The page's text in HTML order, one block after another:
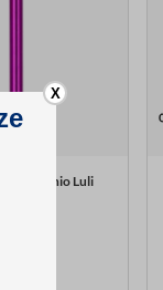
Aluminio Luli
X